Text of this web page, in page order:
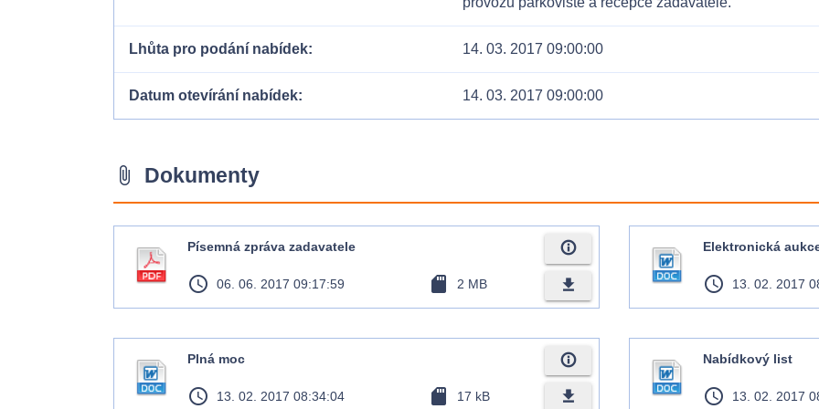
Lhůta pro podání nabídek 14. 03. 2017 09:00:00
Datum otevírání nabídek 14. 03. 2017 09:00:00
attach_file Dokumenty
Písemná zpráva zadavatele
access_time 06. 06. 2017 09:17:59 sd_card 2 MB
info_outline
file_download
Elektronická
access_time 13. 02. 2017
Plná moc
access_time 13. 02. 2017 08:34:04 sd_card 17 kB
info_outline
file_download
Nabídkový list
access_time 13. 02. 2017